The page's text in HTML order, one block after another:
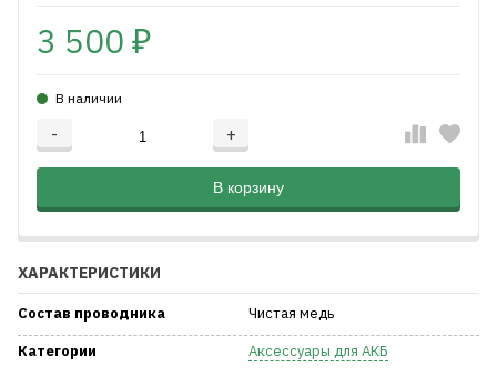
3 500 ₽
В наличии
- +
Добавляется...
В корзину
Добавлен
ХАРАКТЕРИСТИКИ
Состав проводника
Чистая медь
Категории
Аксессуары для АКБ